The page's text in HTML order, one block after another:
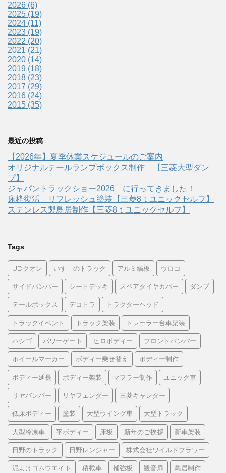
2026 (6)
2025 (19)
2024 (11)
2023 (19)
2022 (20)
2021 (21)
2020 (14)
2019 (18)
2018 (23)
2017 (29)
2016 (24)
2015 (35)
最近の投稿
【2026年】夏季休業スケジュールのご案内
オリジナルテールランプボックス制作 【三菱大型ダン
プ】
ジャパントラックショー2026 に行ってきました！
床枠復活 リフレッシュ塗装【三菱8ｔユニックセルフ】
ステンレス製鳥居制作【三菱8ｔユニックセルフ】
Tags
UDクオン いすゞのトラック アルミ縞板 ウロコ
サイドバンパー シートデッキ スペアタイヤカバー ダンプ
テールボックス デコトラ トラクターヘッド
トラックイベント トラック架装 トレーラー台車架装
ハシゴ パワーゲート ヒロボディー フロントバンパー
ホイールマーカー ボディー乗せ替え ボディー制作
ボディー延長 ボディー架装 マフラー制作 ユニック車
リヤバンパー リヤフェンダー 三菱キャンター
低床ボディー 塗装 大型ウイング車 大型トラック
大型冷凍車 平ボディー 床板 新年のご挨拶 新車架装
日野のトラック 日野レンジャー 株式会社ワイルドフラワー
泥よけゴムウエイト 積載車 補強板 観音扉 鳥居制作